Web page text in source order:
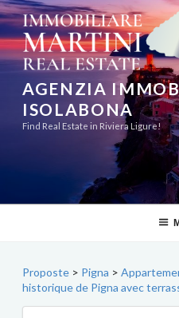
Aller
au
contenu
principal
AGENZIA
ISOLABONA
Find Real Estate in Riviera Ligure!
Proposte > Pigna >
historique de Pigna avec